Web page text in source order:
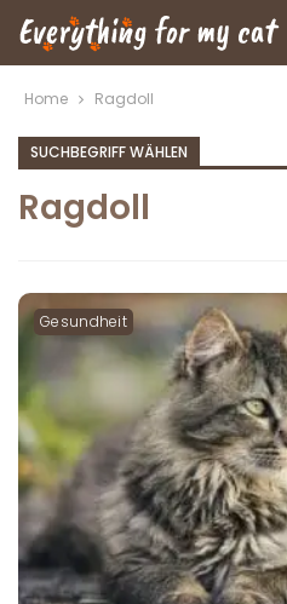
Home Ragdoll
SUCHBEGRIFF WÄHLEN
Ragdoll
Gesundheit